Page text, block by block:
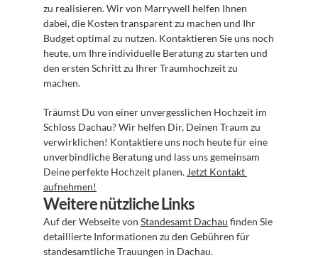
zu realisieren. Wir von Marrywell helfen Ihnen
dabei, die Kosten transparent zu machen und Ihr
Budget optimal zu nutzen. Kontaktieren Sie uns noch
heute, um Ihre individuelle Beratung zu starten und
den ersten Schritt zu Ihrer Traumhochzeit zu
machen.
Träumst Du von einer unvergesslichen Hochzeit im
Schloss Dachau? Wir helfen Dir, Deinen Traum zu
verwirklichen! Kontaktiere uns noch heute für eine
unverbindliche Beratung und lass uns gemeinsam
Deine perfekte Hochzeit planen. Jetzt Kontakt
aufnehmen!
Weitere nützliche Links
Auf der Webseite von Standesamt Dachau finden Sie
detaillierte Informationen zu den Gebühren für
standesamtliche Trauungen in Dachau.